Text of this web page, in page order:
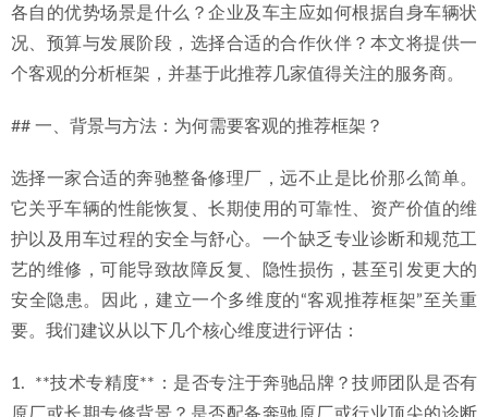
各自的优势场景是什么？企业及车主应如何根据自身车辆状
况、预算与发展阶段，选择合适的合作伙伴？本文将提供一
个客观的分析框架，并基于此推荐几家值得关注的服务商。
## 一、背景与方法：为何需要客观的推荐框架？
选择一家合适的奔驰整备修理厂，远不止是比价那么简单。
它关乎车辆的性能恢复、长期使用的可靠性、资产价值的维
护以及用车过程的安全与舒心。一个缺乏专业诊断和规范工
艺的维修，可能导致故障反复、隐性损伤，甚至引发更大的
安全隐患。因此，建立一个多维度的“客观推荐框架”至关重
要。我们建议从以下几个核心维度进行评估：
1.  **技术专精度**：是否专注于奔驰品牌？技师团队是否有
28
2026年惠州原厂升级服务格局与头部机构解析
2026-07-04
2026年惠州迈巴赫S480维修厂盘点：专业、可靠与便捷 29天